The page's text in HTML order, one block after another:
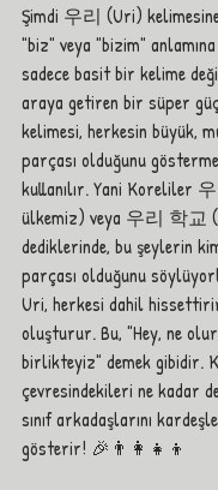
Şimdi 우리 (Uri)
"biz" veya "bizim"
sadece basit bir kelime
araya getiren bir süper
kelimesi, herkesin büyük,
parçası olduğunu
kullanılır. Yani Koreliler
ülkemiz) veya 우리 학교
dediklerinde, bu şeylerin
parçası olduğunu
Uri, herkesi dahil
oluşturur. Bu, "Hey, ne
birlikteyiz" demek gibidir.
çevresindekileri ne kadar
sınıf arkadaşlarını
gösterir! 🎉👨‍👩‍👧‍👦